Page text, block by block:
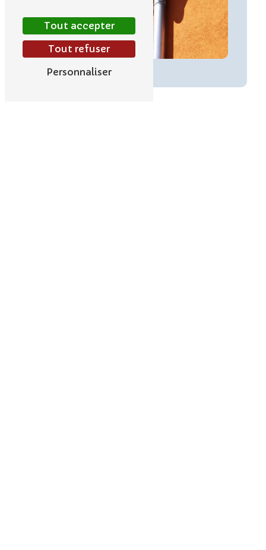
Tout accepter
Tout refuser
Personnaliser